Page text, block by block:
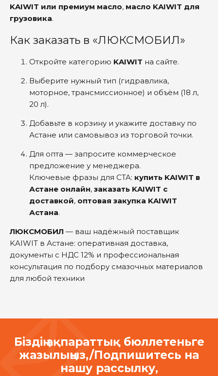
KAIWIT или премиум масло, масло KAIWIT для
грузовика.
Как заказать в «ЛЮКСМОБИЛ»
Откройте категорию KAIWIT на сайте.
Выберите нужный тип (гидравлика,
моторное, трансмиссионное) и объём (18 л,
20 л).
Добавьте в корзину и укажите доставку по
Астане или самовывоз из торговой точки.
Для опта — запросите коммерческое
предложение у менеджера.
Ключевые фразы для CTA: купить KAIWIT в
Астане онлайн, заказать KAIWIT с
доставкой, оптовая закупка KAIWIT
Астана.
ЛЮКСМОБИЛ — ваш надёжный поставщик
KAIWIT в Астане: оперативная доставка,
документы с НДС 12% и профессиональная
консультация по подбору смазочных материалов
для любой техники
Біздің ақпараттық бюллетеньге
жазылыңыз,/Подпишитесь на
нашу рассылку,